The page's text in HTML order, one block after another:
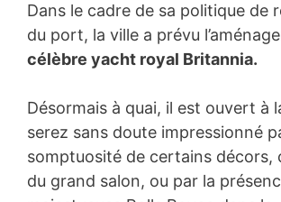
Dans le cadre de sa politique de
du port, la ville a prévu
célèbre yacht royal Britannia.
Désormais à quai, il est ouvert à
serez sans doute impressionné
somptuosité de certains décors,
du grand salon, ou par la